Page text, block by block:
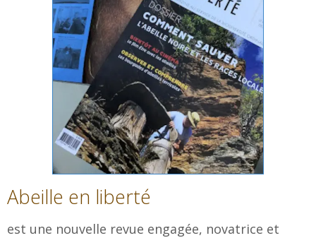
Abeille en liberté
est une nouvelle revue engagée, novatrice et